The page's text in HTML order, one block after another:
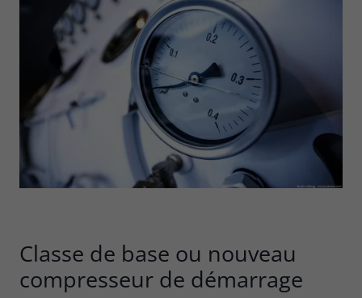
Classe de base ou nouveau
compresseur de démarrage